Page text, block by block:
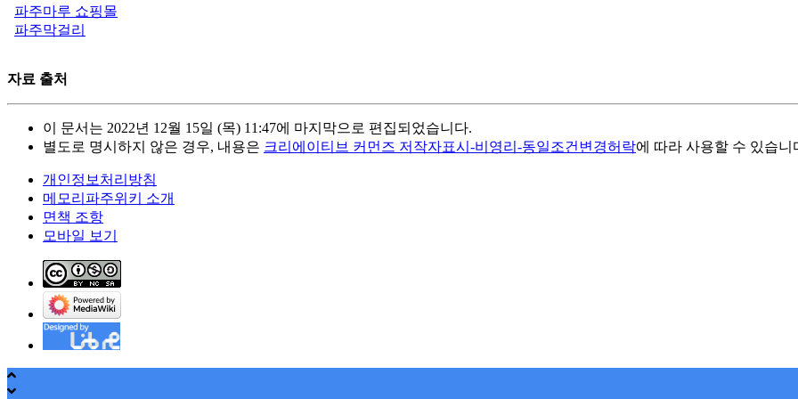
파주마루 쇼핑몰
파주막걸리
자료 출처
이 문서는 2022년 12월 15일 (목) 11:47에 마지막으로 편집되었습니다.
별도로 명시하지 않은 경우, 내용은 크리에이티브 커먼즈 저작자표시-비영리-동일조건변경허락에 따라 사용할 수 있습니
개인정보처리방침
메모리파주위키 소개
면책 조항
모바일 보기